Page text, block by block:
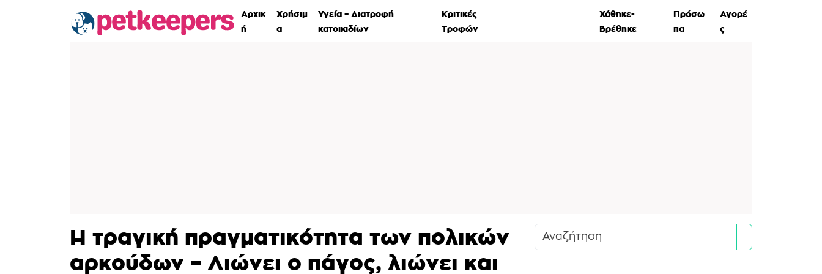
Αρχικ
ή
Χρήσιμ
α
Υγεία – Διατροφή
κατοικιδίων
Κριτικές
Τροφών
Χάθηκε-
Βρέθηκε
Πρόσω
πα
Αγορέ
ς
Η τραγική πραγματικότητα των πολικών
αρκούδων – Λιώνει ο πάγος, λιώνει και
Search